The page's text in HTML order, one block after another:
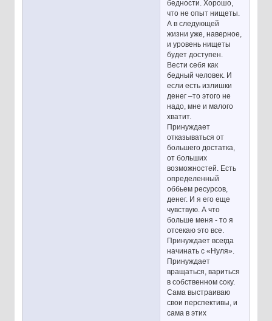
бедности. Хорошо,
что не опыт нищеты.
А в следующей
жизни уже, наверное,
и уровень нищеты
будет доступен.
Вести себя как
бедный человек. И
если есть излишки
денег –то этого не
надо, мне и малого
хватит.
Принуждает
отказываться от
большего достатка,
от больших
возможностей. Есть
определенный
оббьем ресурсов,
денег. И я его еще
чувствую. А что
больше меня - то я
отсекаю это все.
Принуждает всегда
начинать с «Нуля».
Принуждает
вращаться, вариться
в собственном соку.
Сама выстраиваю
свои перспективы, и
сама в этих